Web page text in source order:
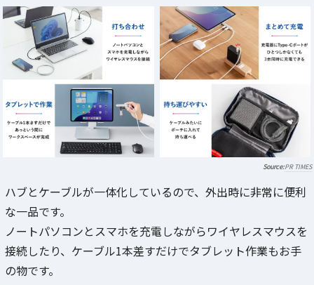
PR TIMES
ハブとケーブルが一体化しているので、外出時に非常に便利
な一品です。
ノートパソコンとスマホを充電しながらワイヤレスマウスを
接続したり、ケーブル1本差すだけでタブレット作業もお手
の物です。